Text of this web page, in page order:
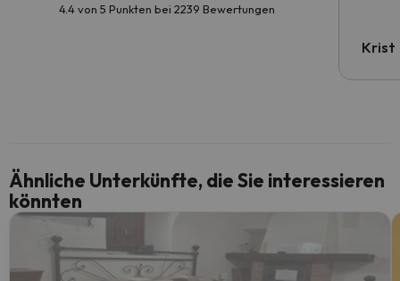
4.4 von 5 Punkten bei 2239 Bewertungen
Krist
Ähnliche Unterkünfte, die Sie interessieren
könnten